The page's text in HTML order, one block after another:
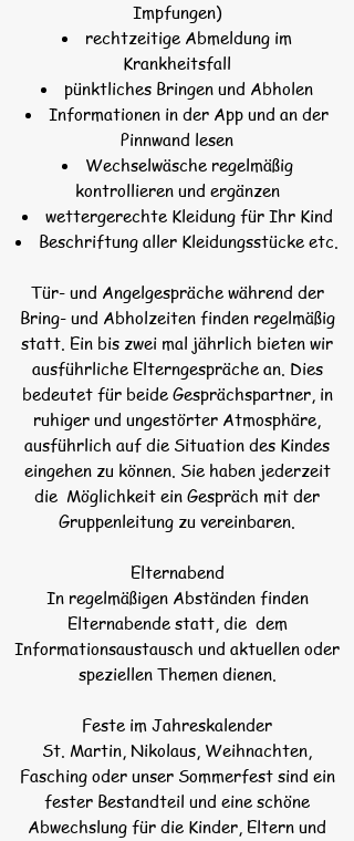
Impfungen)
rechtzeitige Abmeldung im
Krankheitsfall
pünktliches Bringen und Abholen
Informationen in der App und an der
Pinnwand lesen
Wechselwäsche regelmäßig
kontrollieren und ergänzen
wettergerechte Kleidung für Ihr Kind
Beschriftung aller Kleidungsstücke etc.
Tür- und Angelgespräche während der
Bring- und Abholzeiten finden regelmäßig
statt. Ein bis zwei mal jährlich bieten wir
ausführliche Elterngespräche an. Dies
bedeutet für beide Gesprächspartner, in
ruhiger und ungestörter Atmosphäre,
ausführlich auf die Situation des Kindes
eingehen zu können. Sie haben jederzeit
die Möglichkeit ein Gespräch mit der
Gruppenleitung zu vereinbaren.
Elternabend
In regelmäßigen Abständen finden
Elternabende statt, die dem
Informationsaustausch und aktuellen oder
speziellen Themen dienen.
Feste im Jahreskalender
St. Martin, Nikolaus, Weihnachten,
Fasching oder unser Sommerfest sind ein
fester Bestandteil und eine schöne
Abwechslung für die Kinder, Eltern und